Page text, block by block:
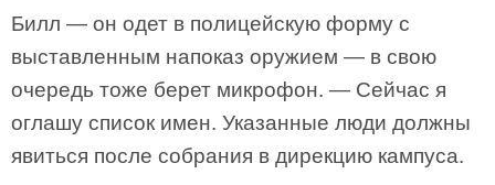
Билл — он одет в полицейскую форму с
выставленным напоказ оружием — в свою
очередь тоже берет микрофон. — Сейчас я
оглашу список имен. Указанные люди должны
явиться после собрания в дирекцию кампуса.